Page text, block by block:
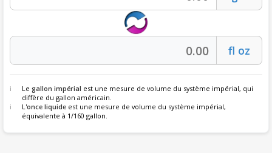
Le gallon impérial est une mesure de volume du système impérial, qui
diffère du gallon américain.
L'once liquide est une mesure de volume du système impérial,
équivalente à 1/160 gallon.